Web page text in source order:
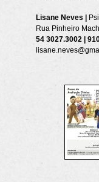
Lisane Neves |
Rua Pinheiro
54 3027.3002 |